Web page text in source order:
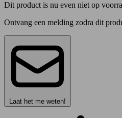
Dit product is nu even niet op
Ontvang een melding zodra dit
Laat het me weten!